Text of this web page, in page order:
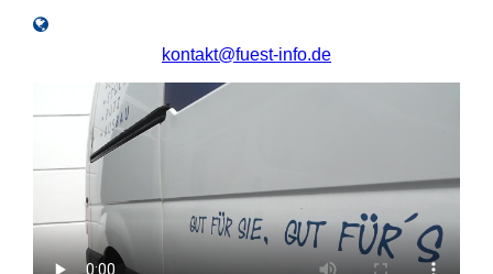
kontakt@fuest-info.de